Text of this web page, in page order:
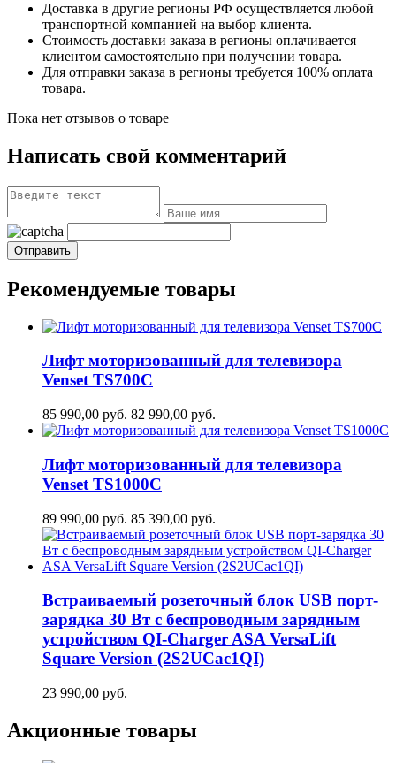
Доставка в другие регионы РФ осуществляется любой
транспортной компанией на выбор клиента.
Стоимость доставки заказа в регионы оплачивается
клиентом самостоятельно при получении товара.
Для отправки заказа в регионы требуется 100% оплата
товара.
Пока нет отзывов о товаре
Написать свой комментарий
Рекомендуемые товары
Лифт моторизованный для телевизора
Venset TS700С
85 990,00 руб. 82 990,00 руб.
Лифт моторизованный для телевизора
Venset TS1000C
89 990,00 руб. 85 390,00 руб.
Встраиваемый розеточный блок USB порт-
зарядка 30 Вт c беспроводным зарядным
устройством QI-Charger ASA VersaLift
Square Version (2S2UCaс1QI)
23 990,00 руб.
Акционные товары